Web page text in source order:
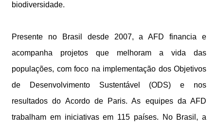
biodiversidade.
Presente no Brasil desde 2007, a AFD financia e
acompanha projetos que melhoram a vida das
populações, com foco na implementação dos Objetivos
de Desenvolvimento Sustentável (ODS) e nos
resultados do Acordo de Paris. As equipes da AFD
trabalham em iniciativas em 115 países. No Brasil, a